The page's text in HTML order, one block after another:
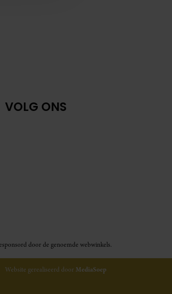
VOLG ONS
door de genoemde webwinkels.
Website gerealiseerd door MediaSoep